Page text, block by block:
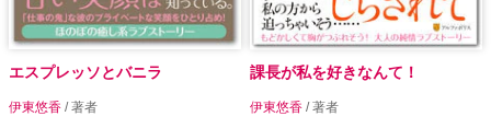
エスプレッソとバニラ
伊東悠香 / 著者
課長が私を好きなんて！
伊東悠香 / 著者